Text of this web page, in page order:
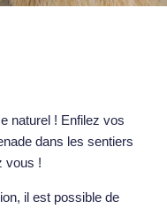
naturel ! Enfilez vos
dans les sentiers
vous !
il est possible de